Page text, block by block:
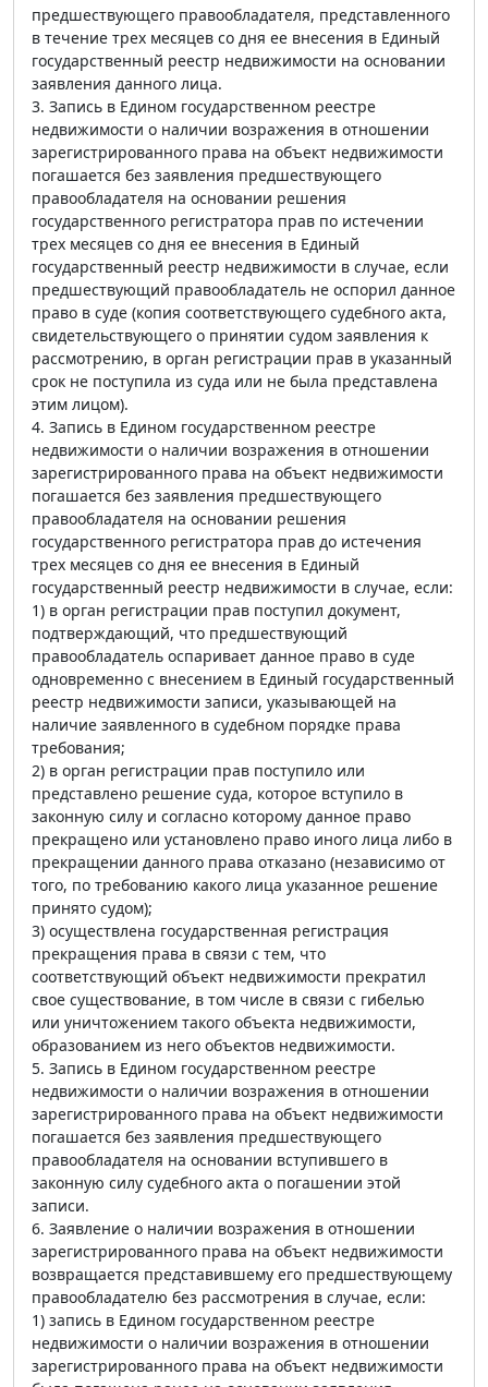
предшествующего правообладателя, представленного
в течение трех месяцев со дня ее внесения в Единый
государственный реестр недвижимости на основании
заявления данного лица.
3. Запись в Едином государственном реестре
недвижимости о наличии возражения в отношении
зарегистрированного права на объект недвижимости
погашается без заявления предшествующего
правообладателя на основании решения
государственного регистратора прав по истечении
трех месяцев со дня ее внесения в Единый
государственный реестр недвижимости в случае, если
предшествующий правообладатель не оспорил данное
право в суде (копия соответствующего судебного акта,
свидетельствующего о принятии судом заявления к
рассмотрению, в орган регистрации прав в указанный
срок не поступила из суда или не была представлена
этим лицом).
4. Запись в Едином государственном реестре
недвижимости о наличии возражения в отношении
зарегистрированного права на объект недвижимости
погашается без заявления предшествующего
правообладателя на основании решения
государственного регистратора прав до истечения
трех месяцев со дня ее внесения в Единый
государственный реестр недвижимости в случае, если:
1) в орган регистрации прав поступил документ,
подтверждающий, что предшествующий
правообладатель оспаривает данное право в суде
одновременно с внесением в Единый государственный
реестр недвижимости записи, указывающей на
наличие заявленного в судебном порядке права
требования;
2) в орган регистрации прав поступило или
представлено решение суда, которое вступило в
законную силу и согласно которому данное право
прекращено или установлено право иного лица либо в
прекращении данного права отказано (независимо от
того, по требованию какого лица указанное решение
принято судом);
3) осуществлена государственная регистрация
прекращения права в связи с тем, что
соответствующий объект недвижимости прекратил
свое существование, в том числе в связи с гибелью
или уничтожением такого объекта недвижимости,
образованием из него объектов недвижимости.
5. Запись в Едином государственном реестре
недвижимости о наличии возражения в отношении
зарегистрированного права на объект недвижимости
погашается без заявления предшествующего
правообладателя на основании вступившего в
законную силу судебного акта о погашении этой
записи.
6. Заявление о наличии возражения в отношении
зарегистрированного права на объект недвижимости
возвращается представившему его предшествующему
правообладателю без рассмотрения в случае, если:
1) запись в Едином государственном реестре
недвижимости о наличии возражения в отношении
зарегистрированного права на объект недвижимости